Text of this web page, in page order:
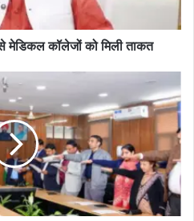
मेडिकल कॉलेजों को मिली ताकत